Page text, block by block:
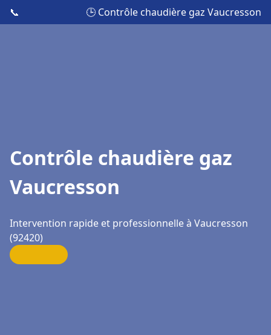
📞 🕒 Contrôle chaudière gaz Vaucresson
Contrôle chaudière gaz
Vaucresson
Intervention rapide et professionnelle à Vaucresson
(92420)